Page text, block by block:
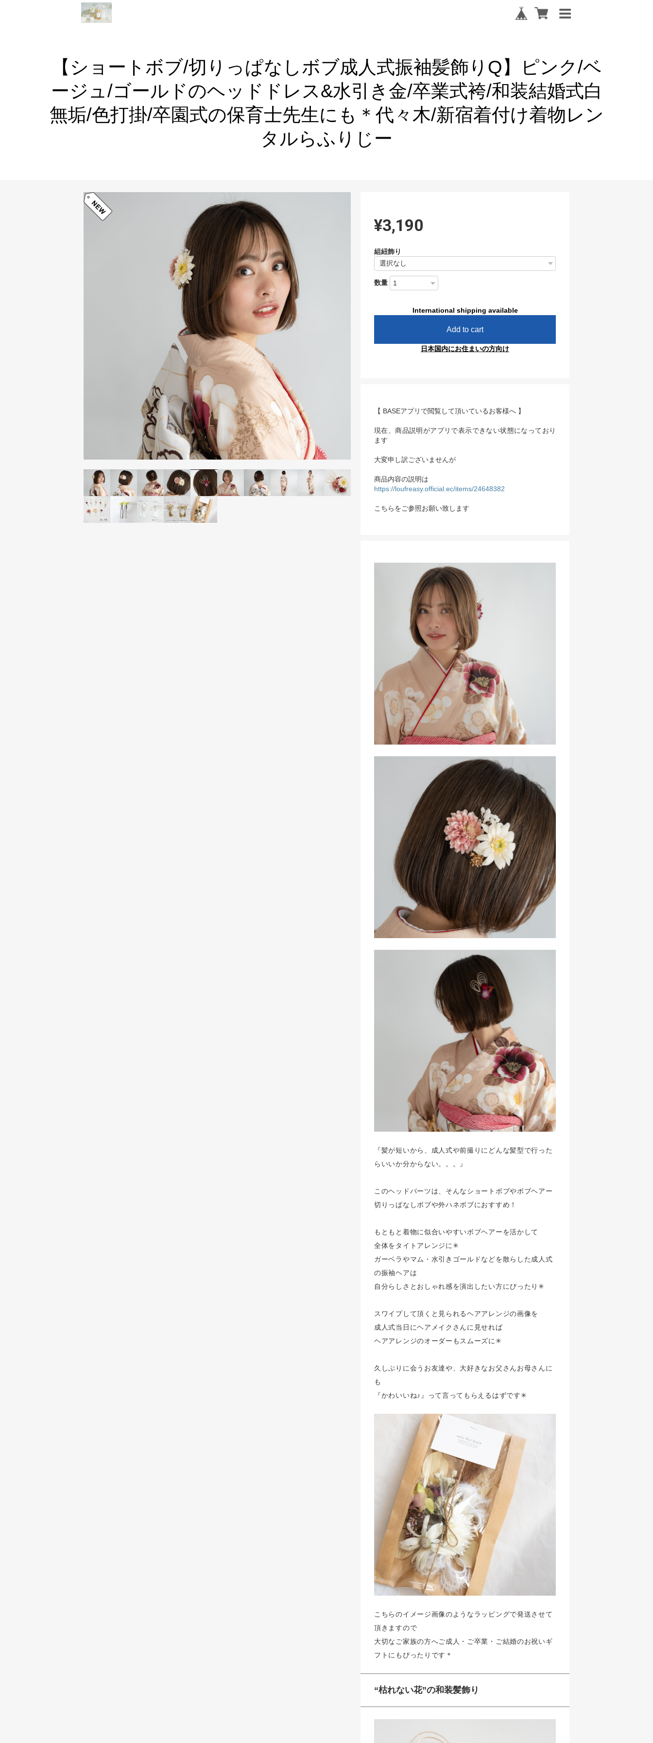
【ショートボブ/切りっぱなしボブ成人式振袖髪飾りQ】ピンク/ベ
ージュ/ゴールドのヘッドドレス&水引き金/卒業式袴/和装結婚式白
無垢/色打掛/卒園式の保育士先生にも＊代々木/新宿着付け着物レン
タルらふりじー
¥3,190
組紐飾り
数量
International shipping available
Add to cart
日本国内にお住まいの方向け
【 BASEアプリで閲覧して頂いているお客様へ 】
現在、商品説明がアプリで表示できない状態になっており
ます
大変申し訳ございませんが
商品内容の説明は
https://loufreasy.official.ec/items/24648382
こちらをご参照お願い致します
『髪が短いから、成人式や前撮りにどんな髪型で行った
らいいか分からない。。。』
このヘッドパーツは、そんなショートボブやボブヘアー
切りっぱなしボブや外ハネボブにおすすめ！
もともと着物に似合いやすいボブヘアーを活かして
全体をタイトアレンジに✳︎
ガーベラやマム・水引きゴールドなどを散らした成人式
の振袖ヘアは
自分らしさとおしゃれ感を演出したい方にぴったり✳︎
スワイプして頂くと見られるヘアアレンジの画像を
成人式当日にヘアメイクさんに見せれば
ヘアアレンジのオーダーもスムーズに✳︎
久しぶりに会うお友達や、大好きなお父さんお母さんに
も
『かわいいね♪』って言ってもらえるはずです✳︎
こちらのイメージ画像のようなラッピングで発送させて
頂きますので
大切なご家族の方へご成人・ご卒業・ご結婚のお祝いギ
フトにもぴったりです＊
“枯れない花”の和装髪飾り